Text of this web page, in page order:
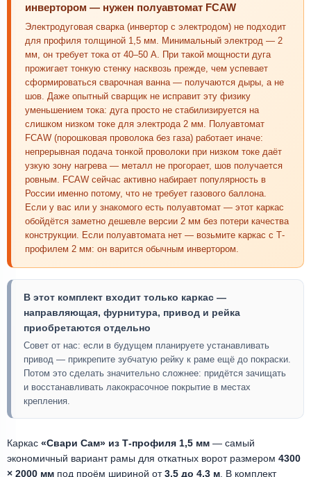
инвертором — нужен полуавтомат FCAW
Электродуговая сварка (инвертор с электродом) не подходит
для профиля толщиной 1,5 мм. Минимальный электрод — 2
мм, он требует тока от 40–50 А. При такой мощности дуга
прожигает тонкую стенку насквозь прежде, чем успевает
сформироваться сварочная ванна — получаются дыры, а не
шов. Даже опытный сварщик не исправит эту физику
уменьшением тока: дуга просто не стабилизируется на
слишком низком токе для электрода 2 мм. Полуавтомат
FCAW (порошковая проволока без газа) работает иначе:
непрерывная подача тонкой проволоки при низком токе даёт
узкую зону нагрева — металл не прогорает, шов получается
ровным. FCAW сейчас активно набирает популярность в
России именно потому, что не требует газового баллона.
Если у вас или у знакомого есть полуавтомат — этот каркас
обойдётся заметно дешевле версии 2 мм без потери качества
конструкции. Если полуавтомата нет — возьмите каркас с Т-
профилем 2 мм: он варится обычным инвертором.
В этот комплект входит только каркас —
направляющая, фурнитура, привод и рейка
приобретаются отдельно
Совет от нас: если в будущем планируете устанавливать
привод — прикрепите зубчатую рейку к раме ещё до покраски.
Потом это сделать значительно сложнее: придётся зачищать
и восстанавливать лакокрасочное покрытие в местах
крепления.
Каркас «Свари Сам» из Т-профиля 1,5 мм — самый
экономичный вариант рамы для откатных ворот размером 4300
× 2000 мм под проём шириной от3,5 до 4,3 м . В комплект